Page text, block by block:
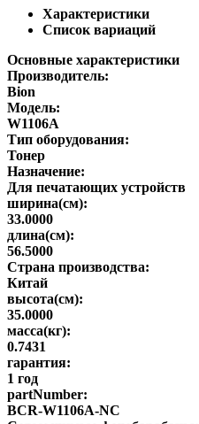
Характеристики
Список вариаций
Основные характеристики
Производитель:
Bion
Модель:
W1106A
Тип оборудования:
Тонер
Назначение:
Для печатающих устройств
ширина(см):
33.0000
длина(см):
56.5000
Страна производства:
Китай
высота(см):
35.0000
масса(кг):
0.7431
гарантия:
1 год
partNumber:
BCR-W1106A-NC